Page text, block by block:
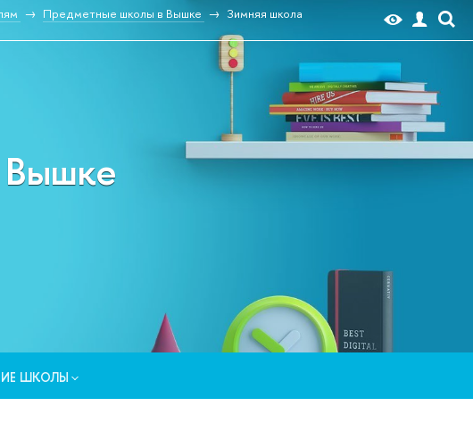
Предметные школы в Вышке
Зимняя школа
ШКОЛЫ